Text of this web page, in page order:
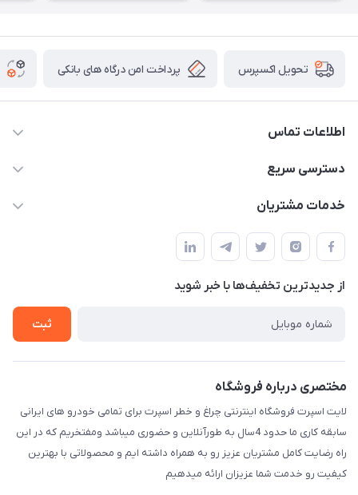
تحویل اکسپرس پرداخت امن درگاه های بانکی
اطلاعات تماس
09012926386
دسترسی سریع
حساب کاربری
لیست محصولات
درباره ما
خدمات مشتریان
قوانین و مقررات
حریم خصوصی
راهنما
از جدید‌ترین تخفیف‌ها با‌ خبر شوید
ثبت
مختصری درباره فروشگاه
لایت اسپرت فروشگاه اینترنتی چراغ و خطر اسپرت برای تمامی خودرو های ایرانی
سابقه کاری ما حدود 4سال به طورآنلاین و حضوری میباشد ومفتخریم که در این
راه رضایت کامل مشتریان عزیز رو به همراه داشته ایم و محصولاتی با بهترین
کیفیت رو خدمت شما عزیزان ارائه میدهیم